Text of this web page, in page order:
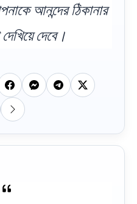
আনন্দের ঠিকানার
দেবে।